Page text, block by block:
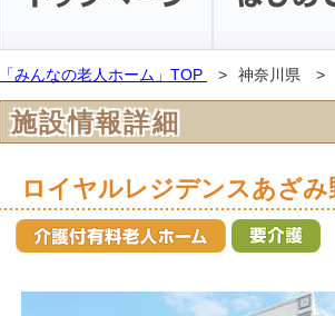
「みんなの老人ホーム」TOP 神奈川県
施設情報詳細
ロイヤルレジデンスあざみ